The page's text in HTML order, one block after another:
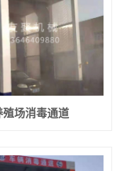
殖场消毒通道